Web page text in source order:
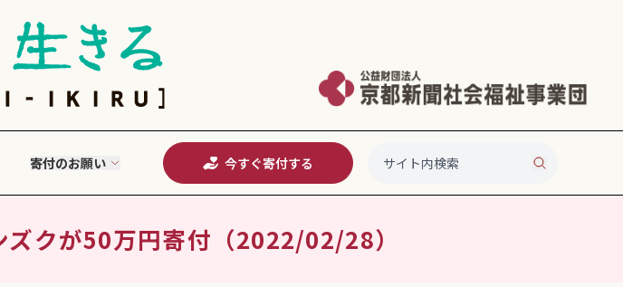
寄付のお願い 今すぐ寄付する
クが50万円寄付（2022/02/28）